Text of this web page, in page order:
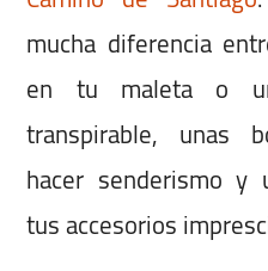
mucha diferencia
en tu maleta o
transpirable, unas
hacer senderismo y
tus accesorios